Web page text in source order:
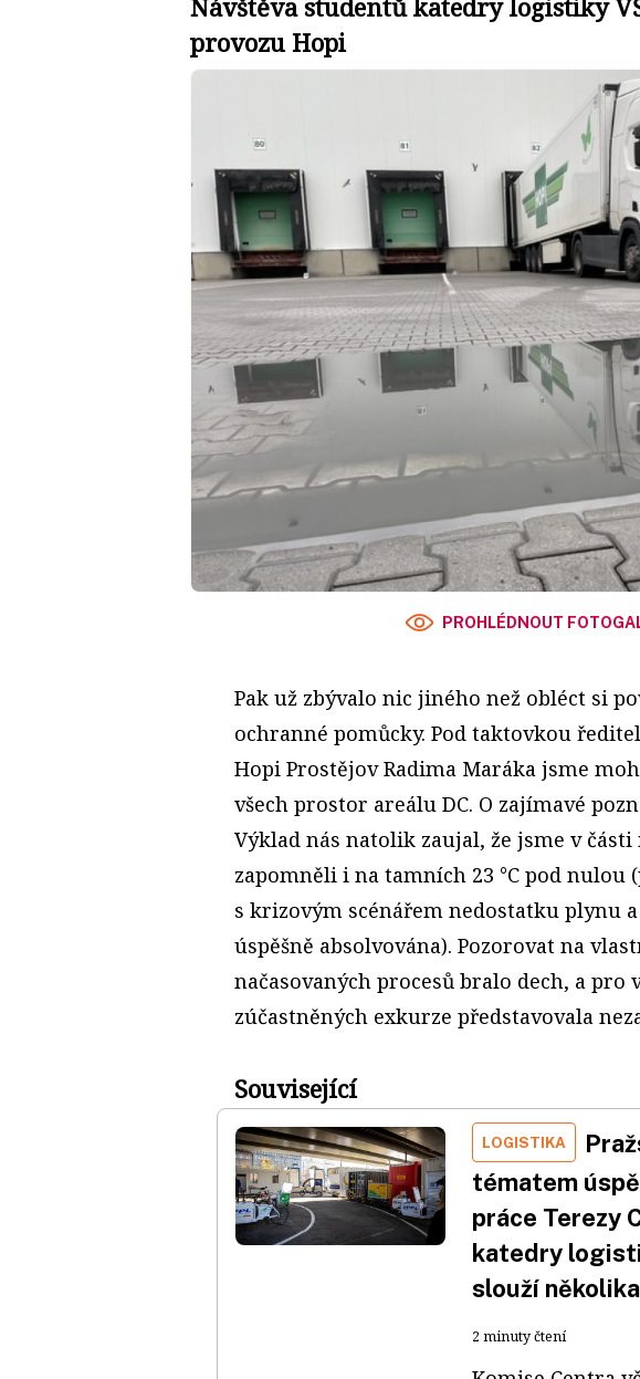
provozu Hopi
PROHLÉDNOUT
Pak už zbývalo nic jiného než obléct si
ochranné pomůcky. Pod taktovkou
Hopi Prostějov Radima Maráka jsme
všech prostor areálu DC. O zajímavé
Výklad nás natolik zaujal, že jsme v
zapomněli i na tamních 23 °C pod
s krizovým scénářem nedostatku plynu
úspěšně absolvována). Pozorovat na
načasovaných procesů bralo dech, a pro
zúčastněných exkurze představovala
Související
LOGISTIKA
tématem
práce Terezy
katedry
slouží
2 minuty čtení